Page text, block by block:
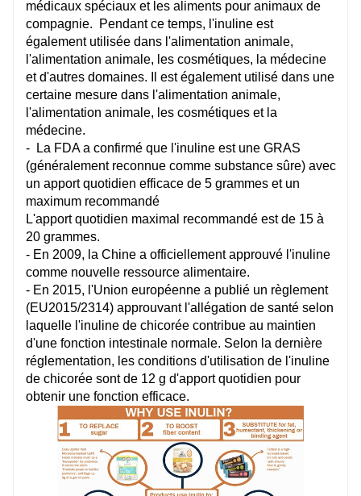
médicaux spéciaux et les aliments pour animaux de
compagnie.
Pendant ce temps, l'inuline est
également utilisée dans l'alimentation animale,
l'alimentation animale, les cosmétiques, la médecine
et d'autres domaines. Il est également utilisé dans une
certaine mesure dans l'alimentation animale,
l'alimentation animale, les cosmétiques et la
médecine.
- La FDA a confirmé que l'inuline est une GRAS
(généralement reconnue comme substance sûre) avec
un apport quotidien efficace de 5 grammes et un
maximum recommandé
L'apport quotidien maximal recommandé est de 15 à
20 grammes.
- En 2009, la Chine a officiellement approuvé l'inuline
comme nouvelle ressource alimentaire.
- En 2015, l'Union européenne a publié un règlement
(EU2015/2314) approuvant l'allégation de santé selon
laquelle l'inuline de chicorée contribue au maintien
d'une fonction intestinale normale. Selon la dernière
réglementation, les conditions d'utilisation de l'inuline
de chicorée sont de 12 g d'apport quotidien pour
obtenir une fonction efficace.